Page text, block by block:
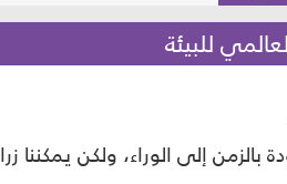
للبيئة
بالزمن إلى الوراء، ولكن